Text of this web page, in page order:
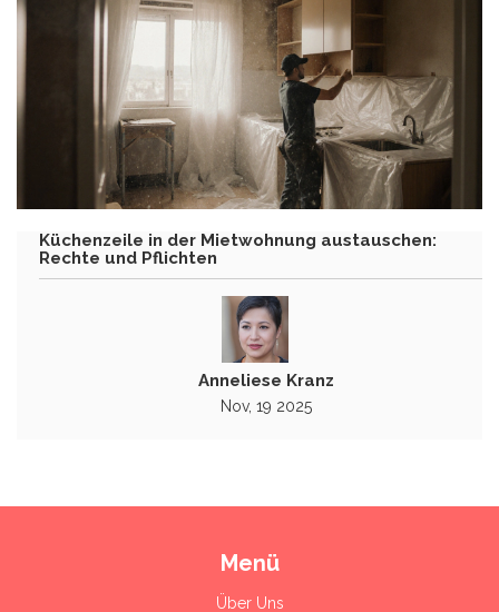
Küchenzeile in der Mietwohnung austauschen:
Rechte und Pflichten
Anneliese Kranz
Nov, 19 2025
Menü
Über Uns